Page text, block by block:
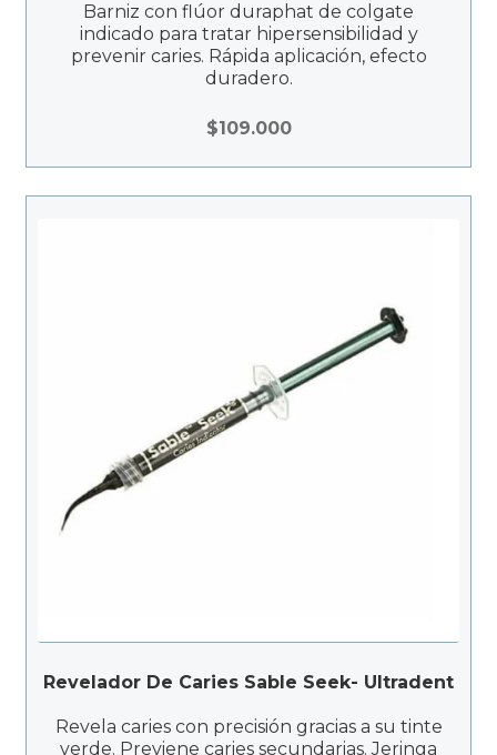
Barniz con flúor duraphat de colgate
indicado para tratar hipersensibilidad y
prevenir caries. Rápida aplicación, efecto
duradero.
$109.000
Revelador De Caries Sable Seek- Ultradent
Revela caries con precisión gracias a su tinte
verde. Previene caries secundarias. Jeringa